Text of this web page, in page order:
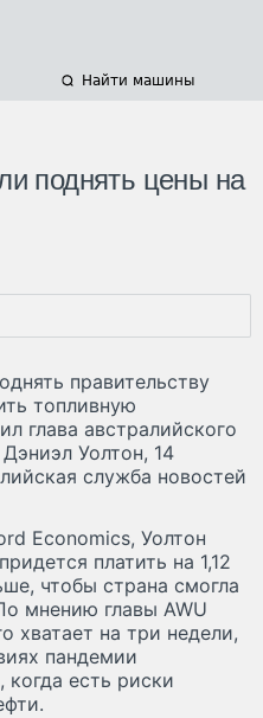
Найти машины
поднять цены на
правительству
топливную
глава австралийского
Уолтон, 14
служба новостей
Economics, Уолтон
платить на 1,12
чтобы страна смогла
мнению главы AWU
хватает на три недели,
пандемии
есть риски